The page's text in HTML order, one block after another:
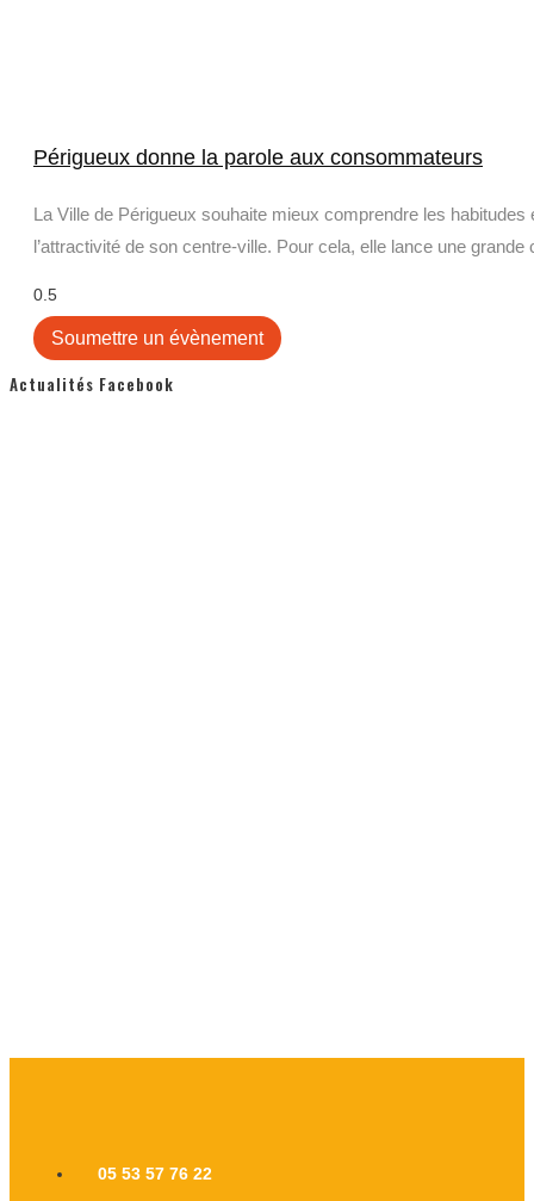
Périgueux donne la parole aux consommateurs
La Ville de Périgueux souhaite mieux comprendre les
l’attractivité de son centre-ville. Pour cela, elle lance une
Soumettre un évènement
Actualités Facebook
05 53 57 76 22